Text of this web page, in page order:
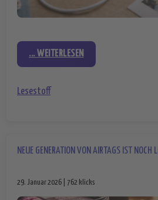
... WEITERLESEN
Lesestoff
NEUE GENERATION VON AIRTAGS IST NOCH
29. Januar 2026 | 762 klicks